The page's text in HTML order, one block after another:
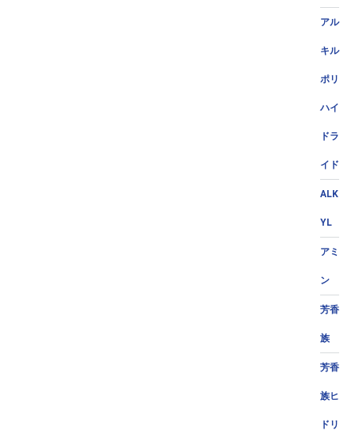
アル
キル
ポリ
ハイ
ドラ
イド
ALK
YL
アミ
ン
芳香
族
芳香
族ヒ
ドリ